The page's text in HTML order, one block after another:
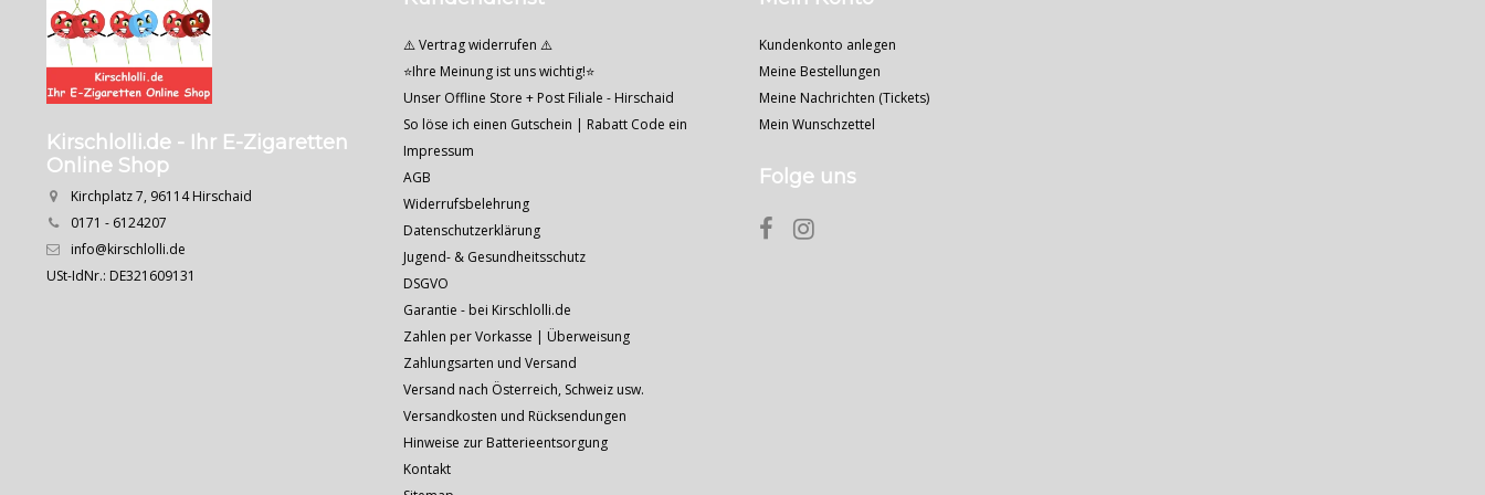
Kirschlolli.de - Ihr E-Zigaretten
Online Shop
Kirchplatz 7, 96114 Hirschaid
0171 - 6124207
info@kirschlolli.de
USt-IdNr.: DE321609131
⚠️ Vertrag widerrufen ⚠️
⭐Ihre Meinung ist uns wichtig!⭐
Unser Offline Store + Post Filiale - Hirschaid
So löse ich einen Gutschein | Rabatt Code ein
Impressum
AGB
Widerrufsbelehrung
Datenschutzerklärung
Jugend- & Gesundheitsschutz
DSGVO
Garantie - bei Kirschlolli.de
Zahlen per Vorkasse | Überweisung
Zahlungsarten und Versand
Versand nach Österreich, Schweiz usw.
Versandkosten und Rücksendungen
Hinweise zur Batterieentsorgung
Kontakt
Kundenkonto anlegen
Meine Bestellungen
Meine Nachrichten (Tickets)
Mein Wunschzettel
Folge uns